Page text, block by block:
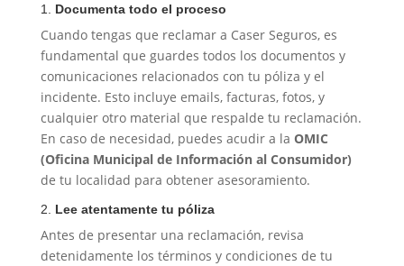
1. Documenta todo el proceso
Cuando tengas que reclamar a Caser Seguros, es
fundamental que guardes todos los documentos y
comunicaciones relacionados con tu póliza y el
incidente. Esto incluye emails, facturas, fotos, y
cualquier otro material que respalde tu reclamación.
En caso de necesidad, puedes acudir a la OMIC
(Oficina Municipal de Información al Consumidor)
de tu localidad para obtener asesoramiento.
2. Lee atentamente tu póliza
Antes de presentar una reclamación, revisa
detenidamente los términos y condiciones de tu